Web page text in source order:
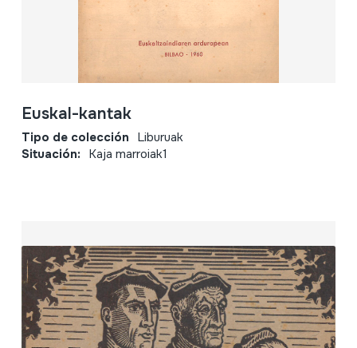
Euskal-kantak
Tipo de colección Liburuak
Situación: Kaja marroiak1